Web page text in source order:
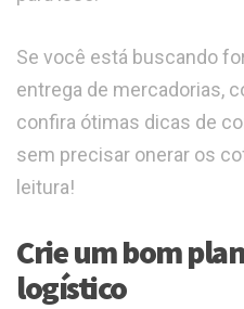
Se você está buscando
entrega de mercadorias,
confira ótimas dicas de
sem precisar onerar os
leitura!
Crie um bom
logístico